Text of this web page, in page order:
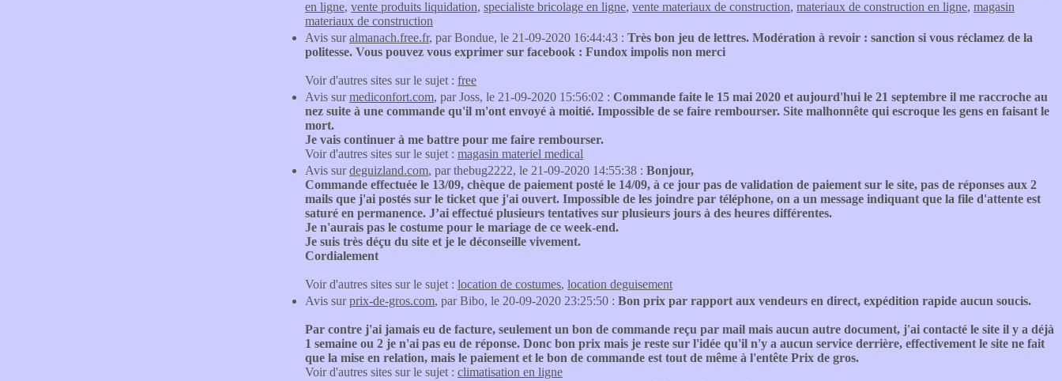
en ligne, vente produits liquidation, specialiste bricolage en ligne, vente materiaux de construction, materiaux de construction en ligne, magasin
materiaux de construction
Avis suralmanach.free.fr, par Bondue, le 21-09-2020 16:44:43 : Très bon jeu de lettres. Modération à revoir : sanction si vous réclamez de la
politesse. Vous pouvez vous exprimer sur facebook : Fundox impolis non merci
Voir d'autres sites sur le sujet : free
Avis surmediconfort.com, par Joss, le 21-09-2020 15:56:02 : Commande faite le 15 mai 2020 et aujourd'hui le 21 septembre il me raccroche au
nez suite à une commande qu'il m'ont envoyé à moitié. Impossible de se faire rembourser. Site malhonnête qui escroque les gens en faisant le
mort.
Je vais continuer à me battre pour me faire rembourser.
Voir d'autres sites sur le sujet : magasin materiel medical
Avis surdeguizland.com, par thebug2222, le 21-09-2020 14:55:38 : Bonjour,
Commande effectuée le 13/09, chèque de paiement posté le 14/09, à ce jour pas de validation de paiement sur le site, pas de réponses aux 2
mails que j'ai postés sur le ticket que j'ai ouvert. Impossible de les joindre par téléphone, on a un message indiquant que la file d'attente est
saturé en permanence. J’ai effectué plusieurs tentatives sur plusieurs jours à des heures différentes.
Je n'aurais pas le costume pour le mariage de ce week-end.
Je suis très déçu du site et je le déconseille vivement.
Cordialement
Voir d'autres sites sur le sujet : location de costumes, location deguisement
Avis surprix-de-gros.com, par Bibo, le 20-09-2020 23:25:50 : Bon prix par rapport aux vendeurs en direct, expédition rapide aucun soucis.
Par contre j'ai jamais eu de facture, seulement un bon de commande reçu par mail mais aucun autre document, j'ai contacté le site il y a déjà
1 semaine ou 2 je n'ai pas eu de réponse. Donc bon prix mais je reste sur l'idée qu'il n'y a aucun service derrière, effectivement le site ne fait
que la mise en relation, mais le paiement et le bon de commande est tout de même à l'entête Prix de gros.
Voir d'autres sites sur le sujet : climatisation en ligne